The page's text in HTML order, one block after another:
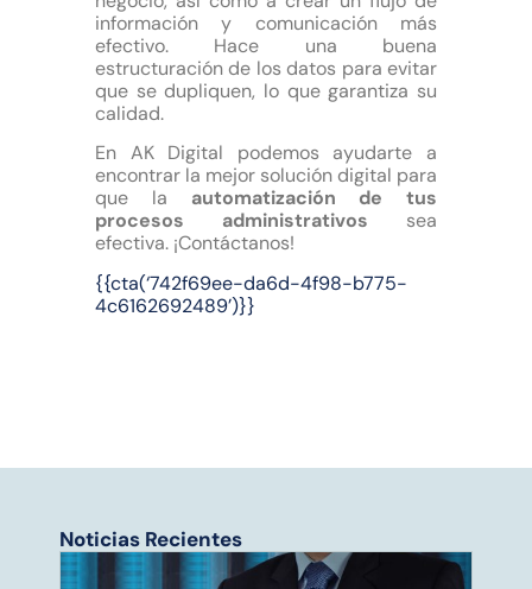
Noticias Recientes
información y comunicación más
efectivo. Hace una buena
estructuración de los datos para evitar
que se dupliquen, lo que garantiza su
calidad.
En AK Digital podemos ayudarte a
encontrar la mejor solución digital para
que la automatización de tus
procesos administrativos sea
efectiva. ¡Contáctanos!
{{cta(‘742f69ee-da6d-4f98-b775-
4c6162692489’)}}